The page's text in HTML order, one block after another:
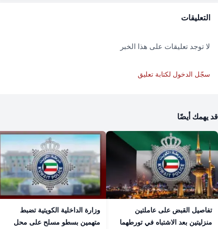
التعليقات
لا توجد تعليقات على هذا الخبر
سجّل الدخول لكتابة تعليق
قد يهمك أيضًا
تفاصيل القبض على عاملتين
منزليتين بعد الاشتباه في تورطهما
وزارة الداخلية الكويتية تضبط
متهمين بسطو مسلح على محل